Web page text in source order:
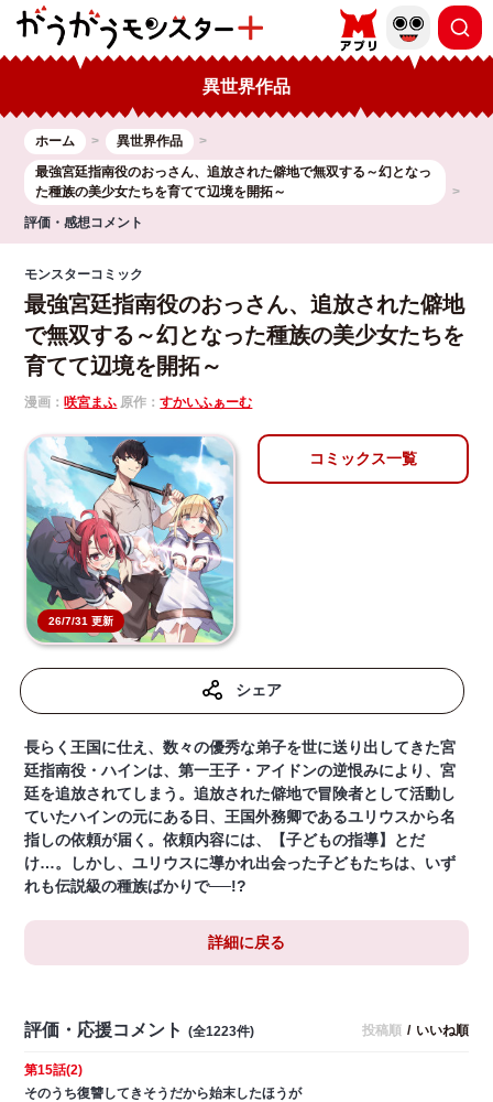
異世界作品
ホーム
異世界作品
最強宮廷指南役のおっさん、追放された僻地で無双する～幻となっ
た種族の美少女たちを育てて辺境を開拓～
評価・感想コメント
モンスターコミック
最強宮廷指南役のおっさん、追放された僻地
で無双する～幻となった種族の美少女たちを
育てて辺境を開拓～
漫画：咲宮まふ 原作：すかいふぁーむ
26/7/31 更新
コミックス一覧
シェア
長らく王国に仕え、数々の優秀な弟子を世に送り出してきた宮
廷指南役・ハインは、第一王子・アイドンの逆恨みにより、宮
廷を追放されてしまう。追放された僻地で冒険者として活動し
ていたハインの元にある日、王国外務卿であるユリウスから名
指しの依頼が届く。依頼内容には、【子どもの指導】とだ
け…。しかし、ユリウスに導かれ出会った子どもたちは、いず
れも伝説級の種族ばかりで──!?
詳細に戻る
評価・応援コメント (全1223件) 投稿順 / いいね順
第15話(2)
そのうち復讐してきそうだから始末したほうが